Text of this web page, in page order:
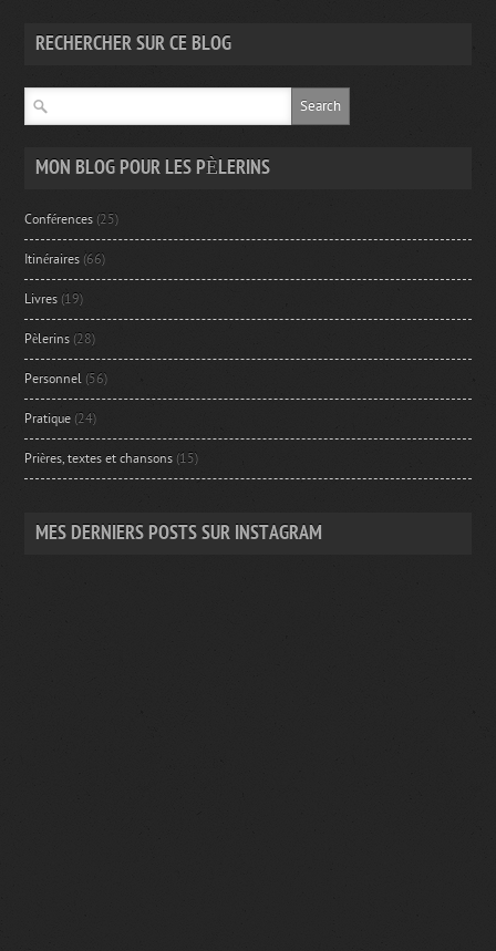
RECHERCHER SUR CE BLOG
MON BLOG POUR LES PÈLERINS
Conférences (25)
Itinéraires (66)
Livres (19)
Pèlerins (28)
Personnel (56)
Pratique (24)
Prières, textes et chansons (15)
MES DERNIERS POSTS SUR INSTAGRAM